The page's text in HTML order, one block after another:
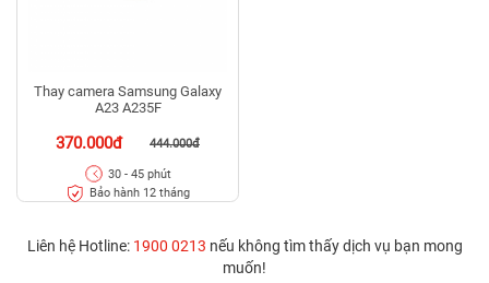
Thay camera Samsung Galaxy
A23 A235F
370.000đ 444.000đ
30 - 45 phút
Bảo hành 12 tháng
Liên hệ Hotline: 1900 0213 nếu không tìm thấy dịch vụ bạn mong
muốn!